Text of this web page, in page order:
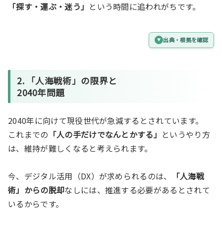
「探す・運ぶ・迷う」 という時間に追われがちです。
出典・根拠を確認
2. 「人海戦術」の限界と
2040年問題
2040年に向けて現役世代が急減するとされています。
これまでの 「人の手だけでなんとかする」 というやり方
は、維持が難しくなると考えられます。
今、デジタル活用（DX）が求められるのは、
「人海戦
術」からの脱却なしには、推進する必要があるとされて
いるからです。